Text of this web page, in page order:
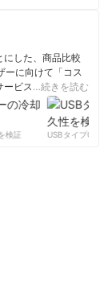
たい授業」「ホ
ちゃんに叱られ
誌、講演など多
労回復術」（山と
日本入浴協会）
人を調査した医師
した、商品比較
ーに向けて「コス
ービス」まで、ベ
日コンテンツを制
ル
…続きを読む
証
USBタイプCケー